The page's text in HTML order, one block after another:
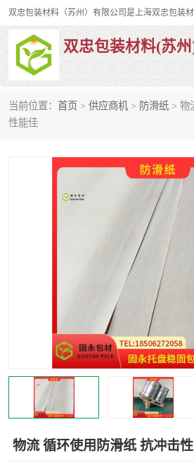
双忠包装材料(苏
当前位置： 首页 > 供应商机 > 防滑纸 > 物
性能佳
物流 循环使用防滑纸 抗冲击
打孔缠绕膜
裹包网兜 纤
充
缠